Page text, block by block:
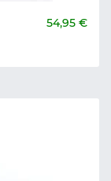
54,95 €